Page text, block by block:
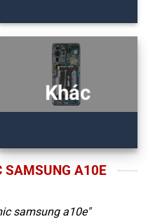
Khác
SAMSUNG A10E
samsung a10e"